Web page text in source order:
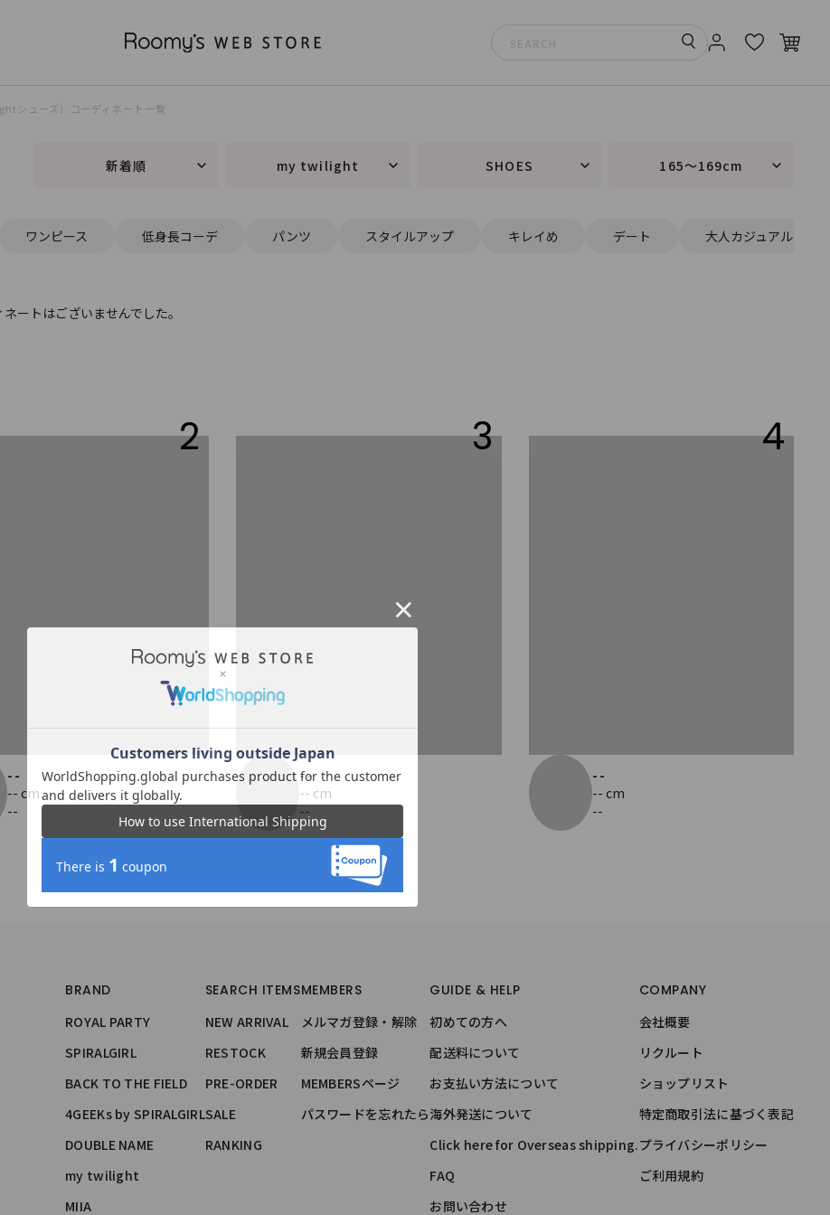
シューズ）コーディネート一覧
新着順 my twilight SHOES 165～169cm
ワンピース 低身長コーデ パンツ スタイルアップ キレイめ デート 大人カジュアル
ートはございませんでした。
2
--
-- cm
--
3
--
-- cm
--
4
--
-- cm
--
BRAND
ROYAL PARTY
SPIRALGIRL
BACK TO THE FIELD
4GEEKs by SPIRALGIRL
DOUBLE NAME
my twilight
MIIA
SEARCH ITEMS
NEW ARRIVAL
RESTOCK
PRE-ORDER
SALE
RANKING
MEMBERS
メルマガ登録・解除
新規会員登録
MEMBERSページ
パスワードを忘れたら
GUIDE & HELP
初めての方へ
配送料について
お支払い方法について
海外発送について
Click here for Overseas shipping.
FAQ
お問い合わせ
COMPANY
会社概要
リクルート
ショップリスト
特定商取引法に基づく表記
プライバシーポリシー
ご利用規約